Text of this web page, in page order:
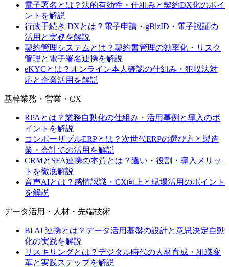
電子署名とは？法的有効性・仕組みと契約DX化のポイ
ントを解説
行政手続き DXとは？電子申請・gBizID・電子認証の
活用と実務を解説
契約管理システムとは？契約書管理の効率化・リスク
管理と電子署名連携を解説
eKYCとは？オンライン本人確認の仕組み・犯収法対
応と企業活用を解説
基幹業務・営業・CX
RPAとは？業務自動化の仕組み・活用事例と導入のポ
イントを解説
コンポーザブルERPとは？次世代ERPの選び方と製造
業・会計での活用を解説
CRMとSFA連携の本質とは？違い・役割・導入メリッ
トを徹底解説
音声AIとは？感情認識・CX向上と現場活用のポイント
を解説
データ活用・人材・先端技術
BI AI 連携とは？データ活用基盤の設計と意思決定自動
化の実践を解説
リスキリングとは？デジタル時代の人材育成・組織変
革と実践ステップを解説